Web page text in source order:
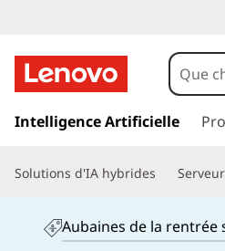
a
e
Intelligence Artificielle
Solutions d'IA hybrides
Aubaines de la rentrée